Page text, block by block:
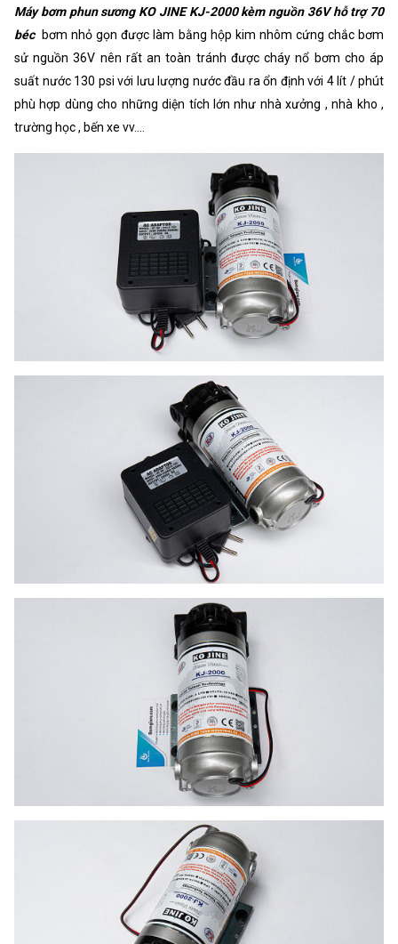
Máy bơm phun sương KO JINE KJ-2000 kèm nguồn 36V hỗ trợ 70
béc bơm nhỏ gọn được làm bằng hộp kim nhôm cứng chắc bơm
sử nguồn 36V nên rất an toàn tránh được cháy nổ bơm cho áp
suất nước 130 psi với lưu lượng nước đầu ra ổn định với 4 lít / phút
phù hợp dùng cho những diện tích lớn như nhà xưởng , nhà kho ,
trường học , bến xe vv....